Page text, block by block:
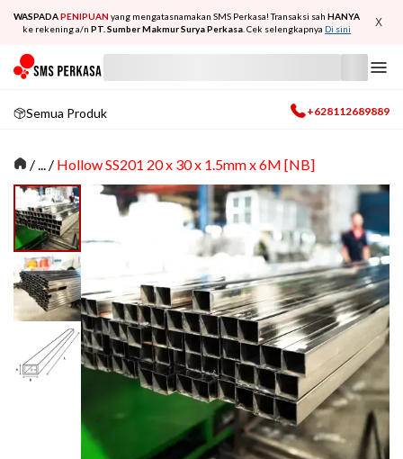
WASPADAPENIPUAN yang mengatasnamakan SMS Perkasa! Transaksi sah HANYA
ke rekening a/n PT. Sumber Makmur Surya Perkasa . Cek selengkapnya Di sini X
Semua Produk +628112689889
/... / Hollow SS201 20 x 30 x 1.5mm x 6M [NB]